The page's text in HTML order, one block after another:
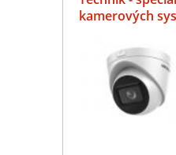
kamerových